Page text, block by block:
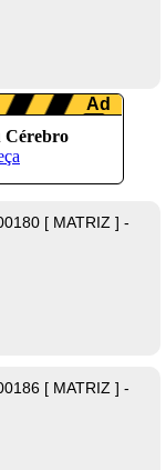
[ MATRIZ ] -
[ MATRIZ ] -